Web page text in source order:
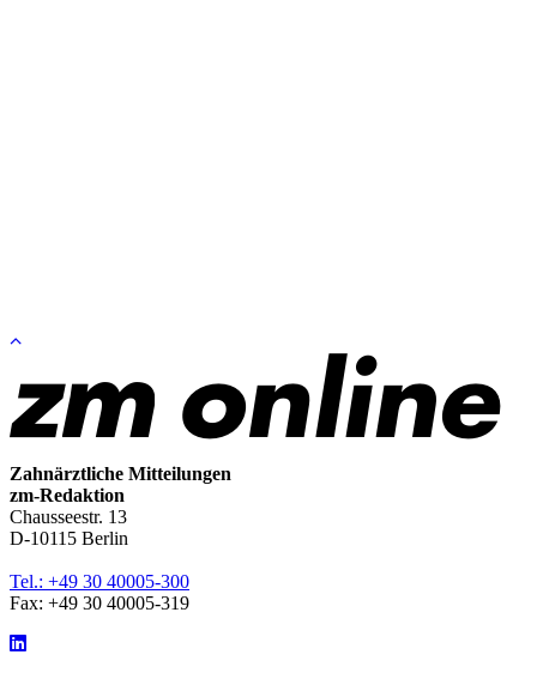
Zum
springen
Zahnärztliche Mitteilungen
zm-Redaktion
Chausseestr. 13
D-10115 Berlin
Tel.: +49 30 40005-300
Fax: +49 30 40005-319